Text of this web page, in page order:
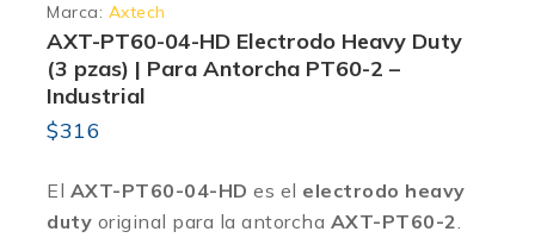
Marca: Axtech
AXT-PT60-04-HD Electrodo Heavy Duty
(3 pzas) | Para Antorcha PT60-2 –
Industrial
$316
El AXT-PT60-04-HD es el electrodo heavy
duty original para la antorcha AXT-PT60-2